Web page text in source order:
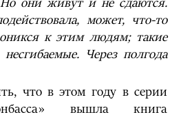
они живут и не сдаются.
может, что-то
к этим людям; такие
Через полгода
что в этом году в серии
вышла книга